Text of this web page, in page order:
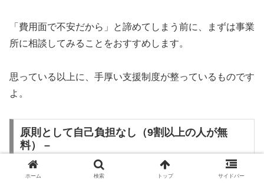
「費用面で不安だから」と諦めてしまう前に、まずは事業
所に相談してみることをおすすめします。
思っている以上に、手厚い支援制度が整っているものです
よ。
原則として自己負担なし（9割以上の人が無
料） –
ホーム 検索 トップ サイドバー